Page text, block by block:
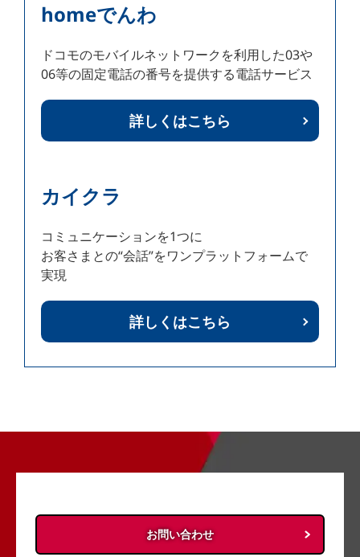
homeでんわ
ドコモのモバイルネットワークを利用した03や
06等の固定電話の番号を提供する電話サービス
詳しくはこちら
カイクラ
コミュニケーションを1つに
お客さまとの“会話”をワンプラットフォームで
実現
詳しくはこちら
お問い合わせ